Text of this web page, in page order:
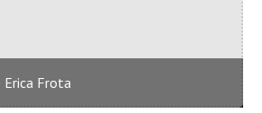
Erica Frota